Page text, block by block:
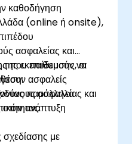
καθοδήγηση
(online ή onsite),
ασφαλείας και
που επιθυμούν να
ασφαλείς
παράλληλα
εκπαίδευσης, οι
ασφαλείας και
στην ανάπτυξη
με